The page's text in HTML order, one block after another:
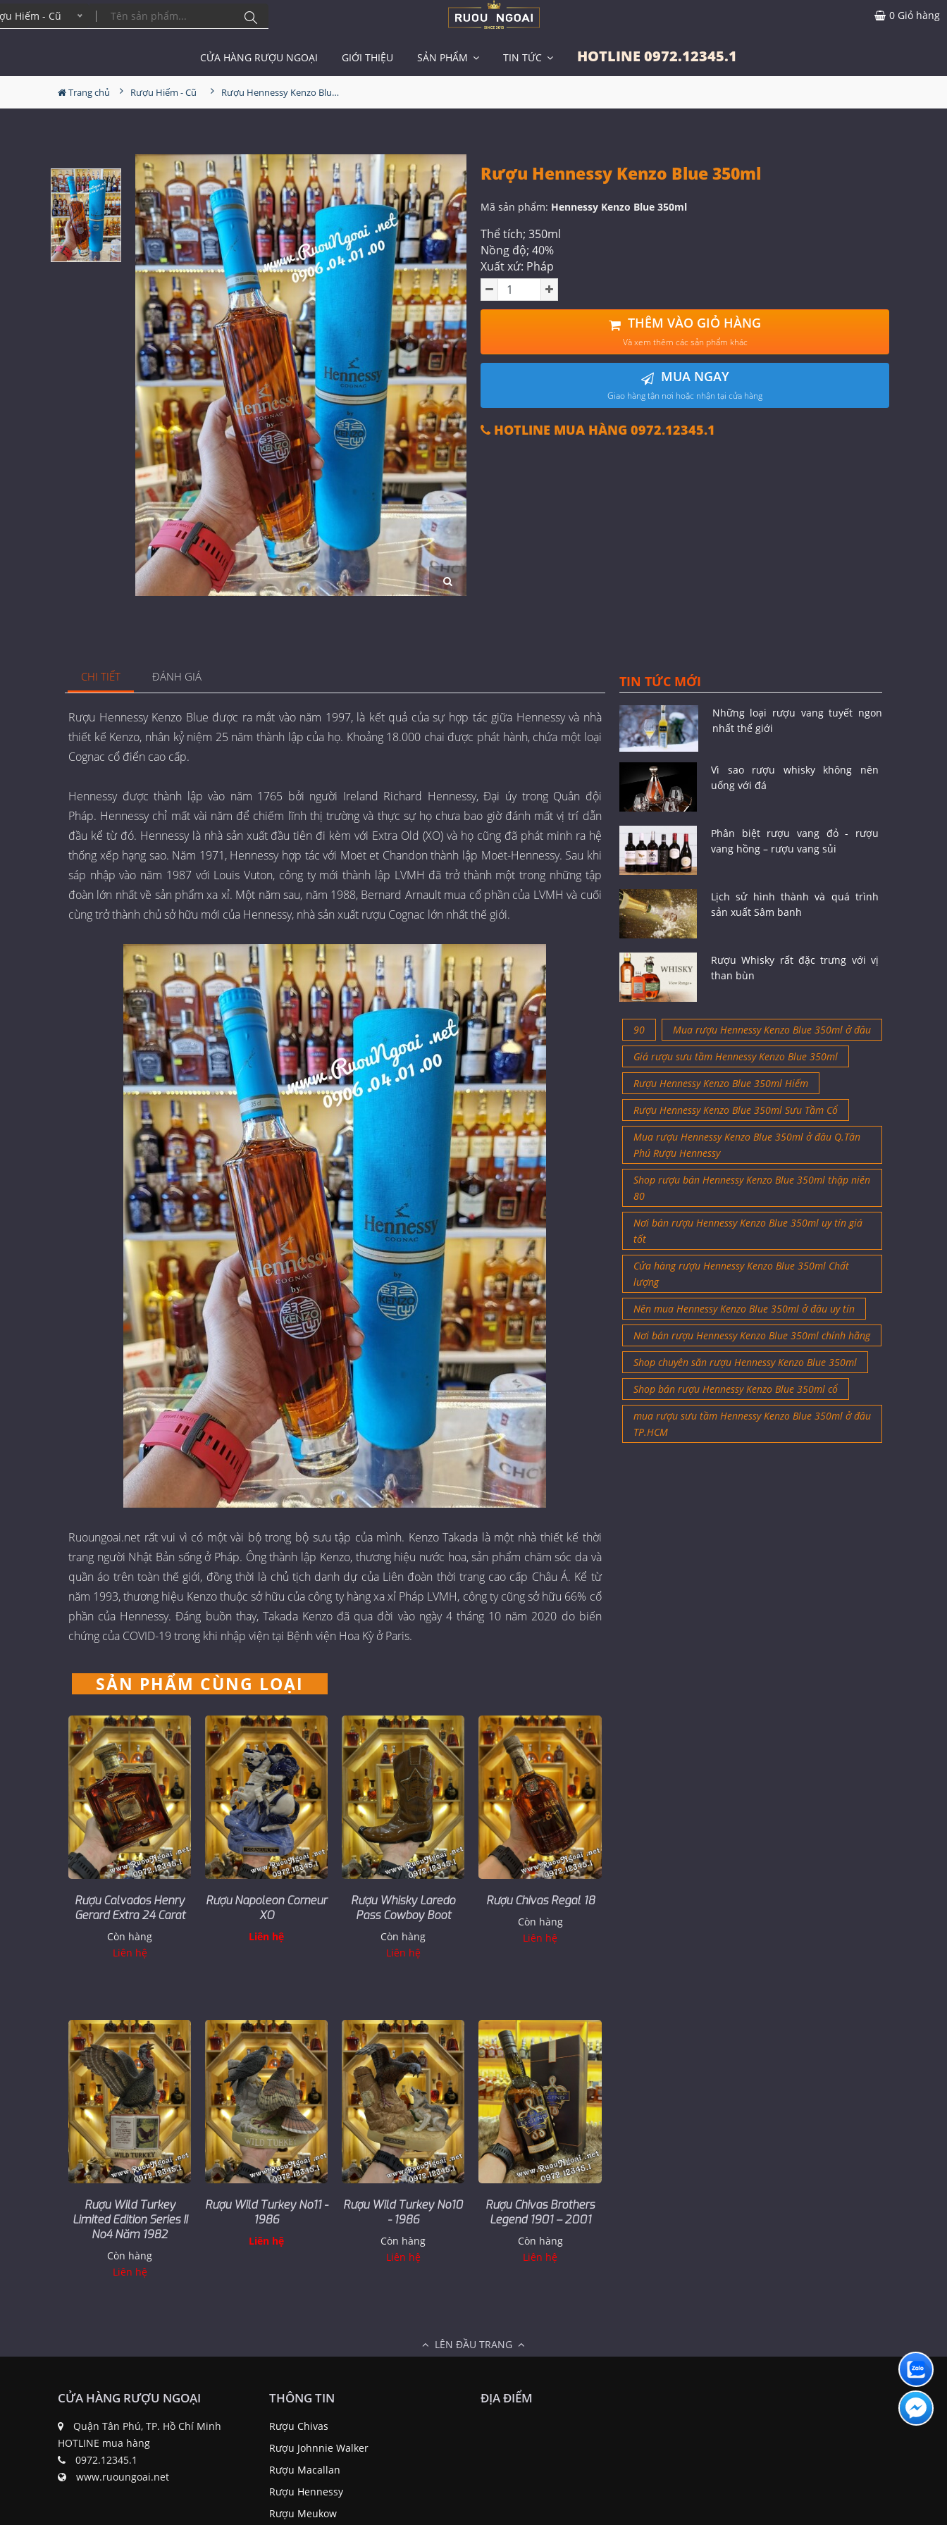
Hiếm - Cũ 0 Giỏ hàng
CỬA HÀNG RƯỢU NGOẠI GIỚI THIỆU SẢN PHẨM TIN TỨC HOTLINE 0972.12345.1
Trang chủ Rượu Hiếm - Cũ Rượu Hennessy Kenzo Blue 350ml
Rượu Hennessy Kenzo Blue 350ml
Mã sản phẩm: Hennessy Kenzo Blue 350ml
Thể tích; 350ml
Nồng độ; 40%
Xuất xứ: Pháp
THÊM VÀO GIỎ HÀNG
Và xem thêm các sản phẩm khác
MUA NGAY
Giao hàng tận nơi hoặc nhận tại cửa hàng
HOTLINE MUA HÀNG 0972.12345.1
CHI TIẾT ĐÁNH GIÁ
Rượu Hennessy Kenzo Blue được ra mắt vào năm 1997, là kết quả của sự hợp tác giữa Hennessy và nhà
thiết kế Kenzo, nhân kỷ niệm 25 năm thành lập của họ. Khoảng 18.000 chai được phát hành, chứa một loại
Cognac cổ điển cao cấp.
Hennessy được thành lập vào năm 1765 bởi người Ireland Richard Hennessy, Đại úy trong Quân đội
Pháp. Hennessy chỉ mất vài năm để chiếm lĩnh thị trường và thực sự họ chưa bao giờ đánh mất vị trí dẫn
đầu kể từ đó. Hennessy là nhà sản xuất đầu tiên đi kèm với Extra Old (XO) và họ cũng đã phát minh ra hệ
thống xếp hạng sao. Năm 1971, Hennessy hợp tác với Moët et Chandon thành lập Moët-Hennessy. Sau khi
sáp nhập vào năm 1987 với Louis Vuton, công ty mới thành lập LVMH đã trở thành một trong những tập
đoàn lớn nhất về sản phẩm xa xỉ. Một năm sau, năm 1988, Bernard Arnault mua cổ phần của LVMH và cuối
cùng trở thành chủ sở hữu mới của Hennessy, nhà sản xuất rượu Cognac lớn nhất thế giới.
Ruoungoai.net rất vui vì có một vài bộ trong bộ sưu tập của mình. Kenzo Takada là một nhà thiết kế thời
trang người Nhật Bản sống ở Pháp. Ông thành lập Kenzo, thương hiệu nước hoa, sản phẩm chăm sóc da và
quần áo trên toàn thế giới, đồng thời là chủ tịch danh dự của Liên đoàn thời trang cao cấp Châu Á. Kể từ
năm 1993, thương hiệu Kenzo thuộc sở hữu của công ty hàng xa xỉ Pháp LVMH, công ty cũng sở hữu 66% cổ
phần của Hennessy. Đáng buồn thay, Takada Kenzo đã qua đời vào ngày 4 tháng 10 năm 2020 do biến
chứng của COVID-19 trong khi nhập viện tại Bệnh viện Hoa Kỳ ở Paris.
SẢN PHẨM CÙNG LOẠI
Rượu Calvados Henry
Gerard Extra 24 Carat
Còn hàng
Liên hệ
Rượu Napoleon Corneur
XO
Liên hệ
Rượu Whisky Laredo
Pass Cowboy Boot
Còn hàng
Liên hệ
Rượu Chivas Regal 18
Còn hàng
Liên hệ
Rượu Wild Turkey
Limited Edition Series II
No4 Năm 1982
Còn hàng
Liên hệ
Rượu Wild Turkey No11 -
1986
Liên hệ
Rượu Wild Turkey No10
- 1986
Còn hàng
Liên hệ
Rượu Chivas Brothers
Legend 1901 – 2001
Còn hàng
Liên hệ
TIN TỨC MỚI
Những loại rượu vang tuyết ngon
nhất thế giới
Vì sao rượu whisky không nên
uống với đá
Phân biệt rượu vang đỏ - rượu
vang hồng – rượu vang sủi
Lịch sử hình thành và quá trình
sản xuất Sâm banh
Rượu Whisky rất đặc trưng với vị
than bùn
90
Mua rượu Hennessy Kenzo Blue 350ml ở đâu
Giá rượu sưu tầm Hennessy Kenzo Blue 350ml
Rượu Hennessy Kenzo Blue 350ml Hiếm
Rượu Hennessy Kenzo Blue 350ml Sưu Tầm Cổ
Mua rượu Hennessy Kenzo Blue 350ml ở đâu Q.Tân
Phú Rượu Hennessy
Shop rượu bán Hennessy Kenzo Blue 350ml thập niên
80
Nơi bán rượu Hennessy Kenzo Blue 350ml uy tín giá
tốt
Cửa hàng rượu Hennessy Kenzo Blue 350ml Chất
lượng
Nên mua Hennessy Kenzo Blue 350ml ở đâu uy tín
Nơi bán rượu Hennessy Kenzo Blue 350ml chính hãng
Shop chuyên săn rượu Hennessy Kenzo Blue 350ml
Shop bán rượu Hennessy Kenzo Blue 350ml cổ
mua rượu sưu tầm Hennessy Kenzo Blue 350ml ở đâu
TP.HCM
LÊN ĐẦU TRANG
CỬA HÀNG RƯỢU NGOẠI
Quận Tân Phú, TP. Hồ Chí Minh
HOTLINE mua hàng
0972.12345.1
www.ruoungoai.net
THÔNG TIN
Rượu Chivas
Rượu Johnnie Walker
Rượu Macallan
Rượu Hennessy
Rượu Meukow
ĐỊA ĐIỂM